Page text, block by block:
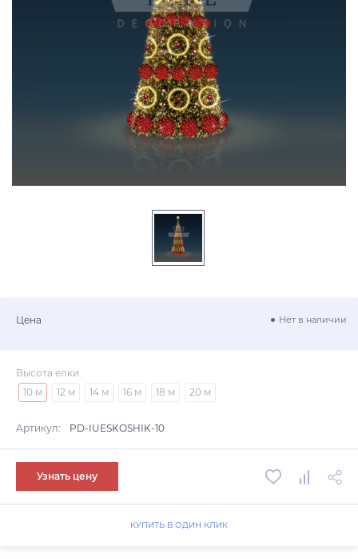
Цена Нет в наличии
Высота елки
10 м
12 м 14 м 16 м 18 м 20 м
Артикул: PD-IUESKOSHIK-10
Узнать цену
КУПИТЬ В ОДИН КЛИК